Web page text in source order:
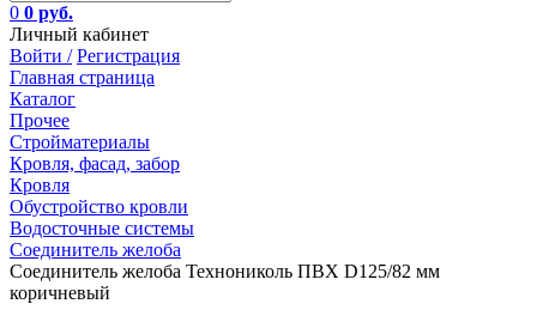
0 0 руб.
Личный кабинет
Войти / Регистрация
Главная страница
Каталог
Прочее
Стройматериалы
Кровля, фасад, забор
Кровля
Обустройство кровли
Водосточные системы
Соединитель желоба
Соединитель желоба Технониколь ПВХ D125/82 мм
коричневый